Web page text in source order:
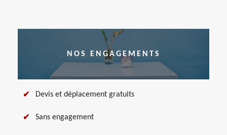
NOS ENGAGEMENTS
Devis et déplacement gratuits
Sans engagement